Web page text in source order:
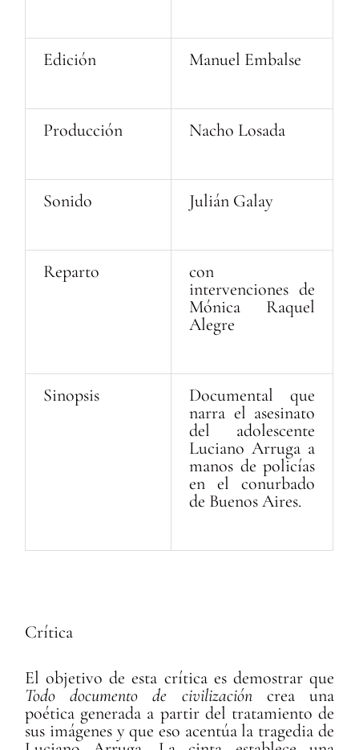
Edición Manuel Embalse
Producción Nacho Losada
Sonido Julián Galay
Reparto
con
intervenciones de
Mónica Raquel
Alegre
Sinopsis
Documental que
narra el asesinato
del adolescente
Luciano Arruga a
manos de policías
en el conurbado
de Buenos Aires.
Crítica
El objetivo de esta crítica es demostrar que
Todo documento de civilizacióncrea una
poética generada a partir del tratamiento de
sus imágenes y que eso acentúa la tragedia de